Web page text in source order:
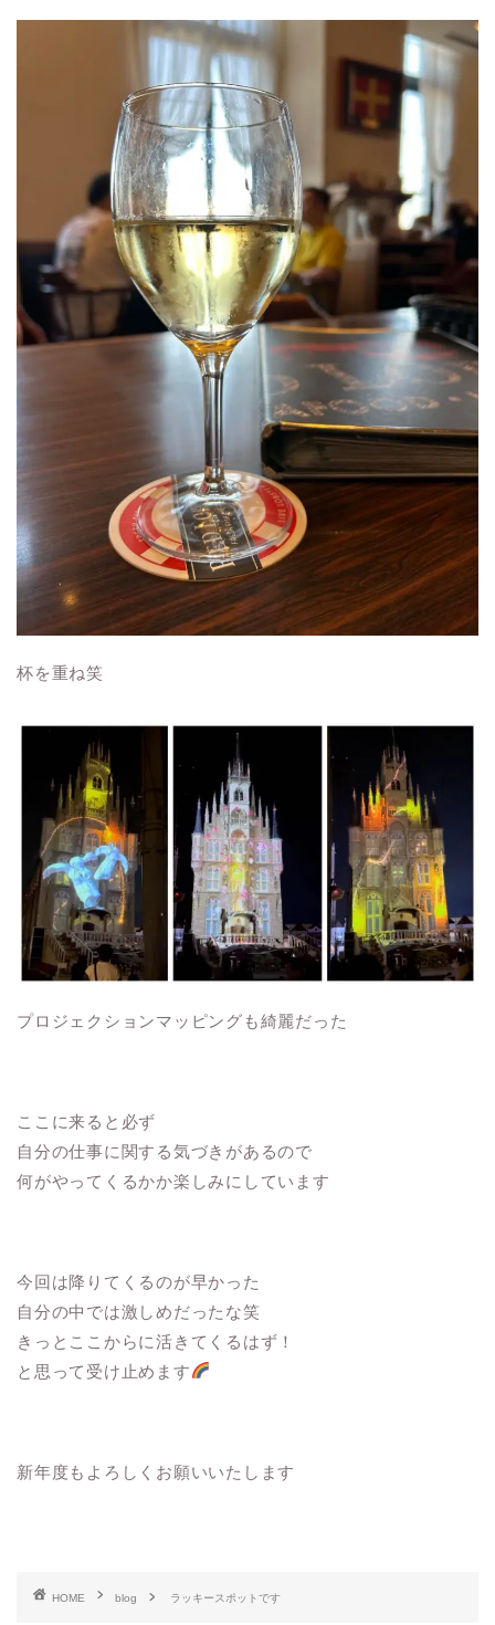
杯を重ね笑
プロジェクションマッピングも綺麗だった
ここに来ると必ず
自分の仕事に関する気づきがあるので
何がやってくるかか楽しみにしています
今回は降りてくるのが早かった
自分の中では激しめだったな笑
きっとここからに活きてくるはず！
と思って受け止めます
新年度もよろしくお願いいたします
HOME blog ラッキースポットです